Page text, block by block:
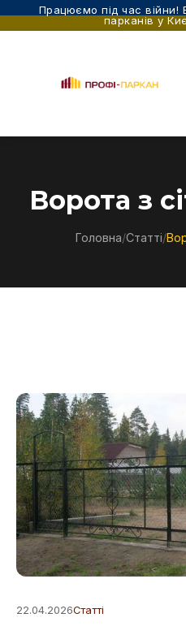
Працюємо під час війни!
парканів у
Ворота з
Головна/Статті/
22.04.2026Статті